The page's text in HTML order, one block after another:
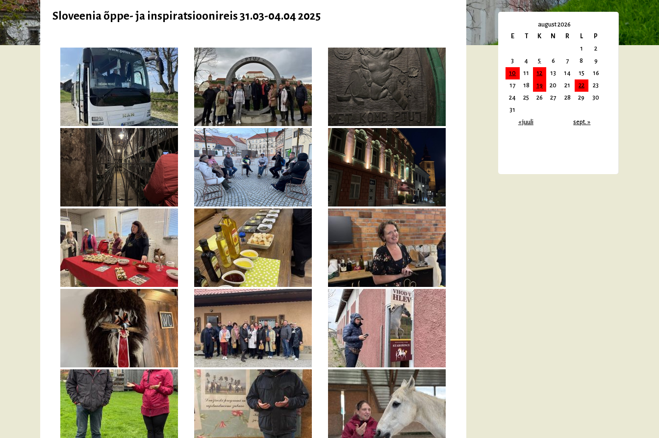
Sloveenia õppe- ja inspiratsioonireis 31.03-04.04 2025
august 2026
E
T K N R L
P
1
2
3
4 5 6 7 8
9
10
11 12 13 14 15
16
17
18 19 20 21 22
23
24
25 26 27 28 29
30
31
« juuli
sept. »